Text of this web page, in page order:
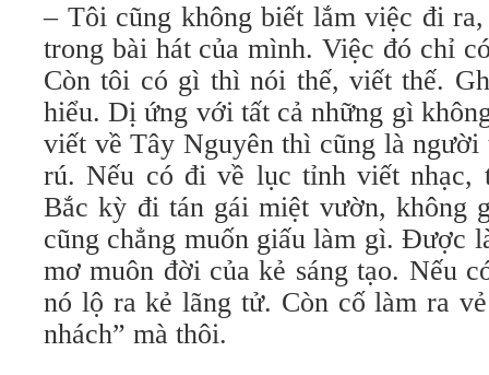
– Tôi cũng không biết lắm việc đi
trong bài hát của mình. Việc đó chỉ
Còn tôi có gì thì nói thế, viết thế.
hiểu. Dị ứng với tất cả những gì
viết về Tây Nguyên thì cũng là người
rú. Nếu có đi về lục tỉnh viết nhạc,
Bắc kỳ đi tán gái miệt vườn, không
cũng chẳng muốn giấu làm gì. Được
mơ muôn đời của kẻ sáng tạo. Nếu
nó lộ ra kẻ lãng tử. Còn cố làm ra
nhách” mà thôi.